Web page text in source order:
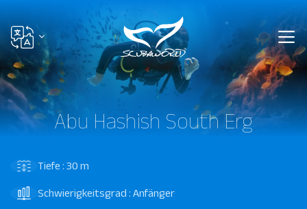
Abu Hashish South Erg
Tiefe : 30 m
Schwierigkeitsgrad : Anfänger